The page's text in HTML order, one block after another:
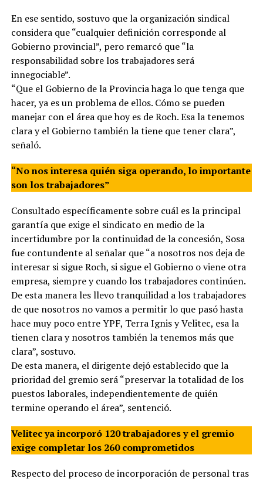
En ese sentido, sostuvo que la organización sindical
considera que “cualquier definición corresponde al
Gobierno provincial”, pero remarcó que “la
responsabilidad sobre los trabajadores será
innegociable”.
“Que el Gobierno de la Provincia haga lo que tenga que
hacer, ya es un problema de ellos. Cómo se pueden
manejar con el área que hoy es de Roch. Esa la tenemos
clara y el Gobierno también la tiene que tener clara”,
señaló.
“No nos interesa quién siga operando, lo importante
son los trabajadores”
Consultado específicamente sobre cuál es la principal
garantía que exige el sindicato en medio de la
incertidumbre por la continuidad de la concesión, Sosa
fue contundente al señalar que “a nosotros nos deja de
interesar si sigue Roch, si sigue el Gobierno o viene otra
empresa, siempre y cuando los trabajadores continúen.
De esta manera les llevo tranquilidad a los trabajadores
de que nosotros no vamos a permitir lo que pasó hasta
hace muy poco entre YPF, Terra Ignis y Velitec, esa la
tienen clara y nosotros también la tenemos más que
clara”, sostuvo.
De esta manera, el dirigente dejó establecido que la
prioridad del gremio será “preservar la totalidad de los
puestos laborales, independientemente de quién
termine operando el área”, sentenció.
Velitec ya incorporó 120 trabajadores y el gremio
exige completar los 260 comprometidos
Respecto del proceso de incorporación de personal tras